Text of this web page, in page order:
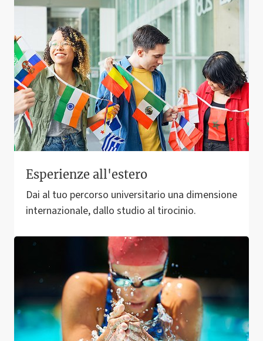
Esperienze all'estero
Dai al tuo percorso universitario una dimensione
internazionale, dallo studio al tirocinio.